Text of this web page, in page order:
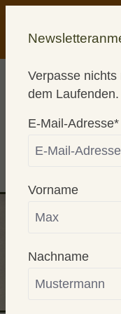
Verpasse
dem Laufenden.
E-Mail-Adresse*
Vorname
Nachname